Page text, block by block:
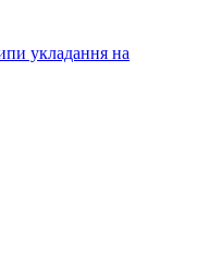
укладання на